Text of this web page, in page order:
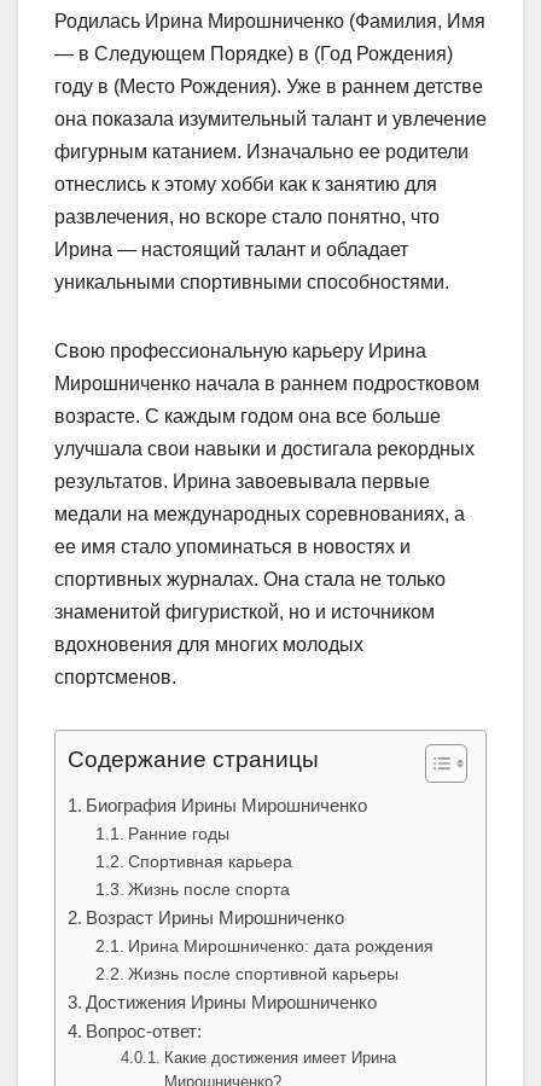
Родилась Ирина Мирошниченко (Фамилия, Имя
— в Следующем Порядке) в (Год Рождения)
году в (Место Рождения). Уже в раннем детстве
она показала изумительный талант и увлечение
фигурным катанием. Изначально ее родители
отнеслись к этому хобби как к занятию для
развлечения, но вскоре стало понятно, что
Ирина — настоящий талант и обладает
уникальными спортивными способностями.
Свою профессиональную карьеру Ирина
Мирошниченко начала в раннем подростковом
возрасте. С каждым годом она все больше
улучшала свои навыки и достигала рекордных
результатов. Ирина завоевывала первые
медали на международных соревнованиях, а
ее имя стало упоминаться в новостях и
спортивных журналах. Она стала не только
знаменитой фигуристкой, но и источником
вдохновения для многих молодых
спортсменов.
Содержание страницы
Биография Ирины Мирошниченко
Ранние годы
Спортивная карьера
Жизнь после спорта
Возраст Ирины Мирошниченко
Ирина Мирошниченко: дата рождения
Жизнь после спортивной карьеры
Достижения Ирины Мирошниченко
Вопрос-ответ:
Какие достижения имеет Ирина
Мирошниченко?